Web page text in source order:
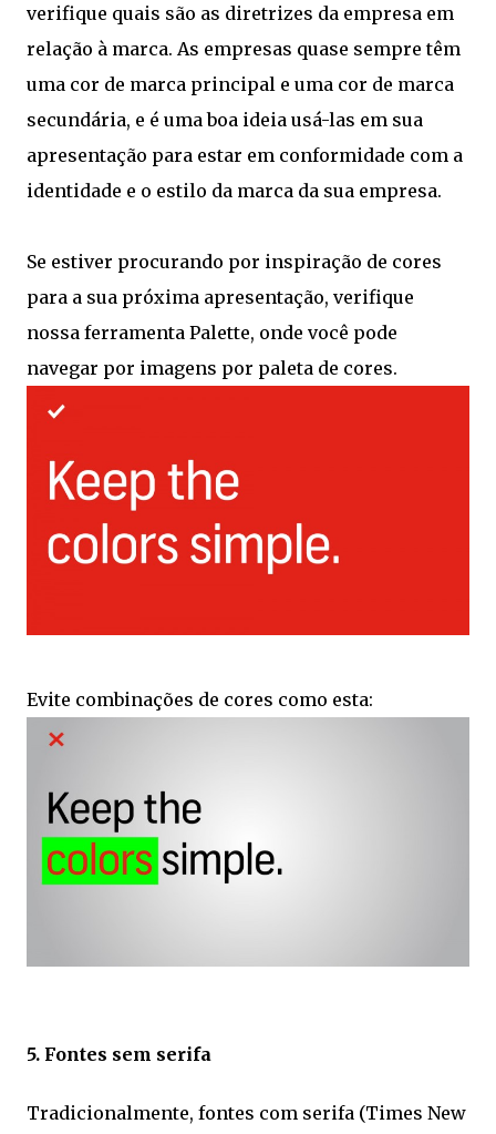
verifique quais são as diretrizes da empresa em
relação à marca. As empresas quase sempre têm
uma cor de marca principal e uma cor de marca
secundária, e é uma boa ideia usá-las em sua
apresentação para estar em conformidade com a
identidade e o estilo da marca da sua empresa.
Se estiver procurando por inspiração de cores
para a sua próxima apresentação, verifique
nossa ferramenta Palette, onde você pode
navegar por imagens por paleta de cores.
Evite combinações de cores como esta:
5. Fontes sem serifa
Tradicionalmente, fontes com serifa (Times New